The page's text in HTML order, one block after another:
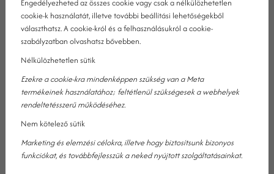
Fedezze fel a tökéletes helyszínt élete legszebb napjához a
Kristály Hotel Ajkában, a Bakony lábánál és a Balaton ölelésében.
Ez a romantikus esküvőhelyszín a Balaton közelében mindent
biztosít, amit egy álomesküvő kíván: elegáns környezet,
professzionális szervezés, kényelmes szállás és felejthetetlen
élmények!
Engedélyezheted az összes cookie vagy csak a nélkülözhetetlen
cookie-k használatát, illetve további beállítási lehetőségekből
választhatsz. A cookie-król és a felhasználásukról a cookie-
szabályzatban olvashatsz bővebben.
Nélkülözhetetlen sütik
Ezekre a cookie-kra mindenképpen szükség van a Meta
termékeinek használatához; feltétlenül szükségesek a webhelyek
rendeltetésszerű működéséhez.
Nem kötelező sütik
Marketing és elemzési célokra, illetve hogy biztosítsunk bizonyos
funkciókat, és továbbfejlesszük a neked nyújtott szolgáltatásainkat.